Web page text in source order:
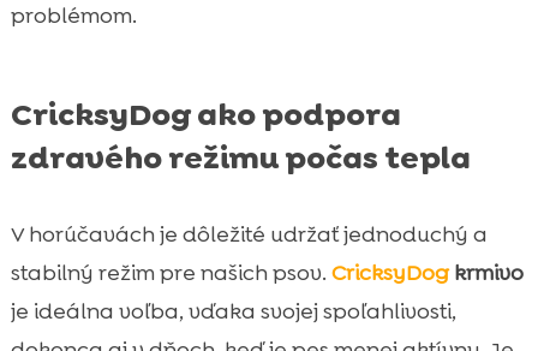
problémom.
CricksyDog ako podpora
zdravého režimu počas tepla
V horúčavách je dôležité udržať jednoduchý a
stabilný režim pre našich psov. CricksyDogkrmivo
je ideálna voľba, vďaka svojej spoľahlivosti,